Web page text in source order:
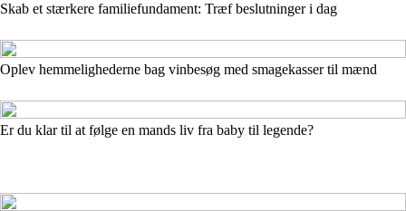
Skab et stærkere familiefundament: Træf beslutninger i dag
Oplev hemmelighederne bag vinbesøg med smagekasser til mænd
Er du klar til at følge en mands liv fra baby til legende?